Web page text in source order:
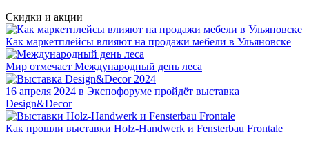
Скидки и акции
Как маркетплейсы влияют на продажи мебели в Ульяновске
Мир отмечает Международный день леса
16 апреля 2024 в Экспофоруме пройдёт выставка
Design&Decor
Как прошли выставки Holz-Handwerk и Fensterbau Frontale